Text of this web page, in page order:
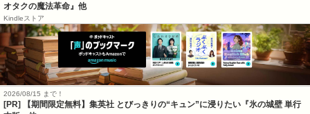
オタクの魔法革命』他
Kindleストア
2026/08/15 まで！
[PR] 【期間限定無料】集英社 とびっきりの“キュン”に浸りたい『氷の城壁 単行